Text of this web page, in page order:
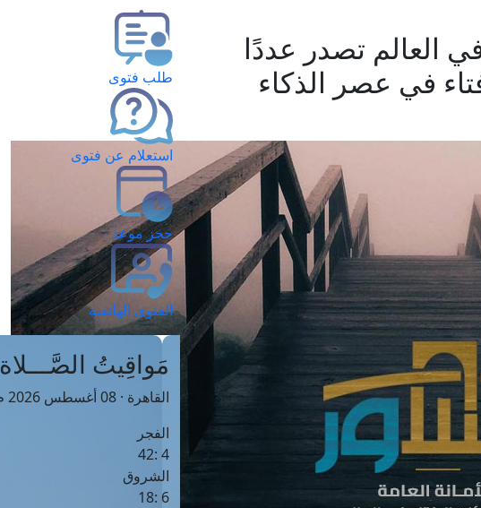
في العالم تصدر عددًا
في عصر الذكاء
طلب فتوى
استعلام عن فتوى
حجز موعد
الفتوى الهاتفية
مَواقِيتُ الصَّـــلاة
القاهرة · 08 أغسطس 2026 م
الفجر
4 :42
الشروق
6 :18